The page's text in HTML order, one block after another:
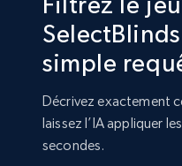
Amazon sellers info
info, Stars,
eCommerce
simple
Décrivez exactement
laissez l’IA appliquer
secondes.